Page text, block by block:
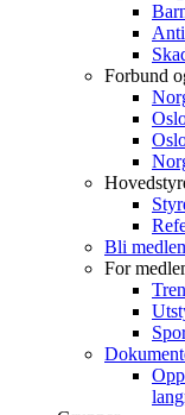
Forbund
Bli
For